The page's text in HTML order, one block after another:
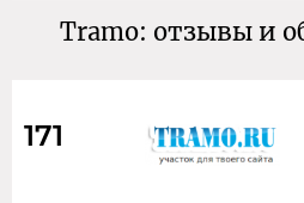
Tramo: отзывы и
171